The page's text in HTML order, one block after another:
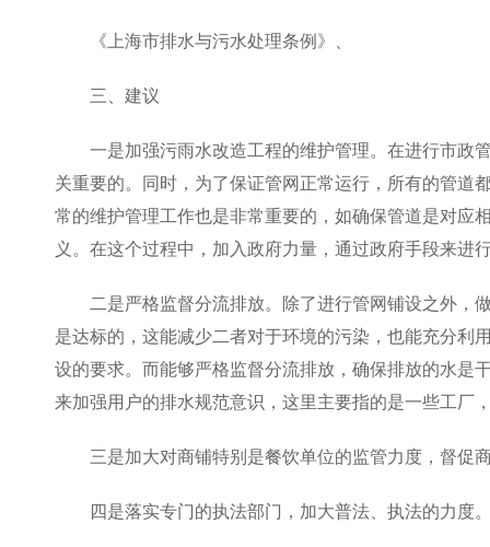
《上海市排水与污水处理条例》、
三、建议
一是加强污雨水改造工程的维护管理。在进行市政
关重要的。同时，为了保证管网正常运行，所有的管道
常的维护管理工作也是非常重要的，如确保管道是对应
义。在这个过程中，加入政府力量，通过政府手段来进
二是严格监督分流排放。除了进行管网铺设之外，
是达标的，这能减少二者对于环境的污染，也能充分利
设的要求。而能够严格监督分流排放，确保排放的水是
来加强用户的排水规范意识，这里主要指的是一些工厂
三是加大对商铺特别是餐饮单位的监管力度，督促
四是落实专门的执法部门，加大普法、执法的力度